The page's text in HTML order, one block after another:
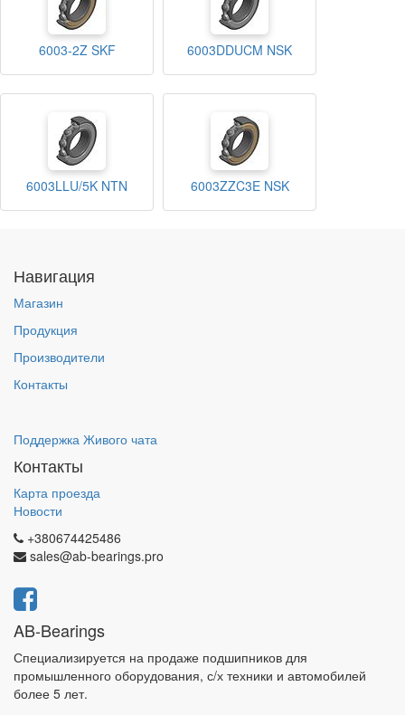
6003-2Z SKF 6003DDUCM NSK
6003LLU/5K NTN 6003ZZC3E NSK
Навигация
Магазин
Продукция
Производители
Контакты
Поддержка Живого чата
Контакты
Карта проезда
Новости
+380674425486
sales@ab-bearings.pro
AB-Bearings
Специализируется на продаже подшипников для
промышленного оборудования, с/х техники и автомобилей
более 5 лет.